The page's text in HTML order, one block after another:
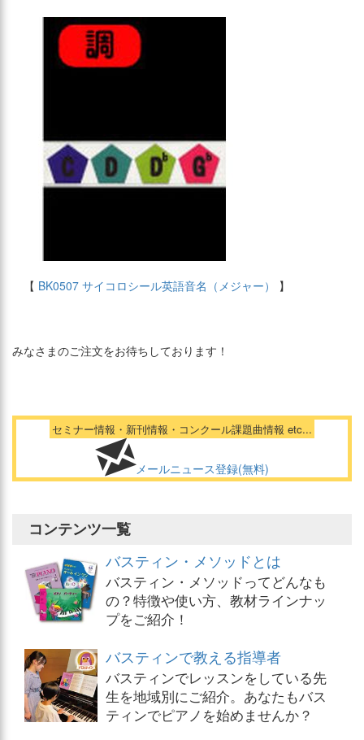
【 BK0507 サイコロシール英語音名（メジャー） 】
みなさまのご注文をお待ちしております！
セミナー情報・新刊情報・コンクール課題曲情報 etc...
メールニュース登録(無料)
コンテンツ一覧
バスティン・メソッドとは
バスティン・メソッドってどんなも
の？特徴や使い方、教材ラインナッ
プをご紹介！
バスティンで教える指導者
バスティンでレッスンをしている先
生を地域別にご紹介。あなたもバス
ティンでピアノを始めませんか？